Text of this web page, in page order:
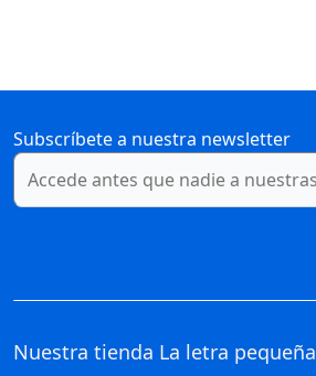
Subscríbete a nuestra newsletter
Nuestra tienda La letra pequeña